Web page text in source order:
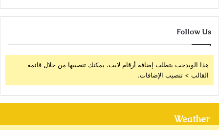
Follow Us
هذا الويدجت يتطلب إضافة أرقام لايت، يمكنك تنصيبها من خلال قائمة
القالب > تنصيب الإضافات.
Weather